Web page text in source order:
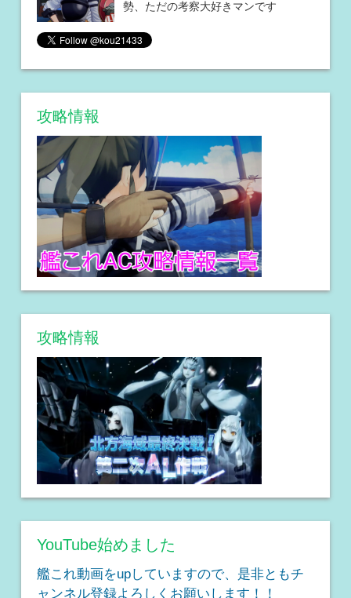
勢、ただの考察大好きマンです
攻略情報
攻略情報
YouTube始めました
艦これ動画をupしていますので、是非ともチ
ャンネル登録よろしくお願いします！！